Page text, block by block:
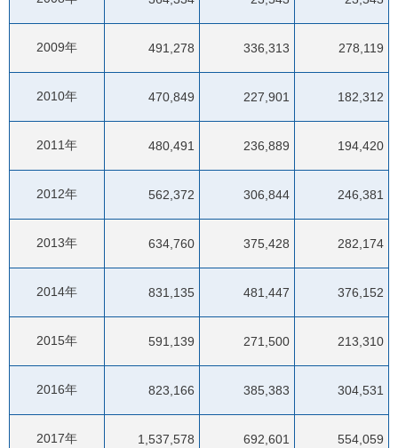
2009年 491,278 336,313 278,119
2010年 470,849 227,901 182,312
2011年 480,491 236,889 194,420
2012年 562,372 306,844 246,381
2013年 634,760 375,428 282,174
2014年 831,135 481,447 376,152
2015年 591,139 271,500 213,310
2016年 823,166 385,383 304,531
2017年 1,537,578 692,601 554,059